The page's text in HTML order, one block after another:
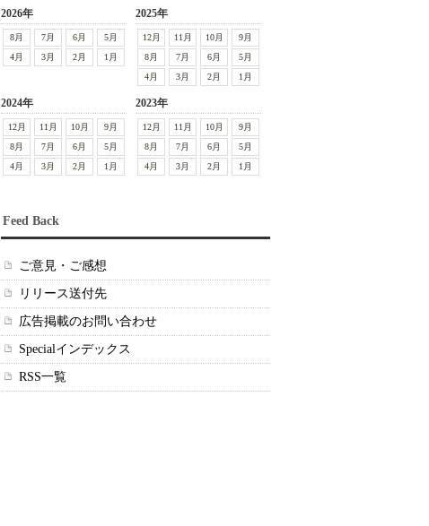
2026年
8月 7月 6月
5月
4月
3月 2月 1月
2025年
12月 11月 10月
9月
8月
7月 6月
5月
4月
3月 2月 1月
2024年
12月 11月 10月
9月
8月
7月 6月
5月
4月
3月 2月 1月
2023年
12月 11月 10月
9月
8月
7月 6月
5月
4月
3月 2月 1月
Feed Back
ご意見・ご感想
リリース送付先
広告掲載のお問い合わせ
Specialインデックス
RSS一覧